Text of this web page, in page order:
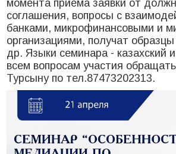
момента приема заявки от
соглашения, вопросы с
банками, микрофинансовыми и
организациями, получат
др. Языки семинара - казахский
всем вопросам участия
Турсыну по тел.87473202313.